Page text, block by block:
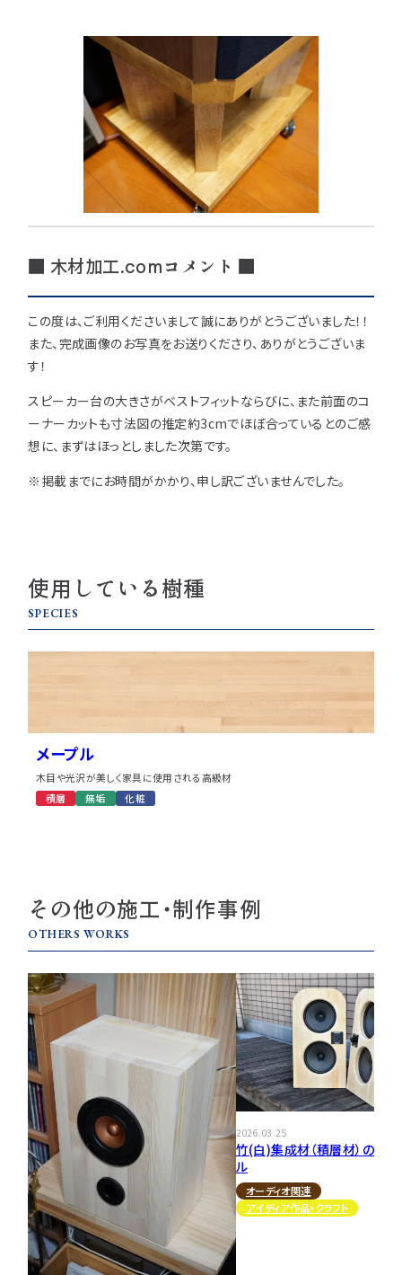
■ 木材加工.comコメント ■
この度は、ご利用くださいまして誠にありがとうございました！！
また、完成画像のお写真をお送りくださり、ありがとうございま
す！
スピーカー台の大きさがベストフィットならびに、また前面のコ
ーナーカットも寸法図の推定約3cmでほぼ合っているとのご感
想に、まずはほっとしました次第です。
※掲載までにお時間がかかり、申し訳ございませんでした。
使用している樹種
SPECIES
メープル
木目や光沢が美しく家具に使用される高級材
積層
無垢 化粧
その他の施工・制作事例
OTHERS WORKS
2026.03.25
竹(白)集成材（積層材）の平面
ル
オーディオ関連
アイディア作品・クラフト